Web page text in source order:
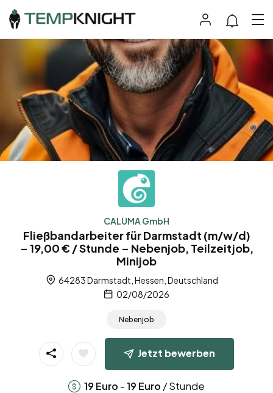
CALUMA GmbH
Fließbandarbeiter für Darmstadt (m/w/d)
– 19,00 € / Stunde – Nebenjob, Teilzeitjob,
Minijob
64283 Darmstadt, Hessen, Deutschland
02/08/2026
Nebenjob
Jetzt bewerben
19 Euro -19 Euro / Stunde